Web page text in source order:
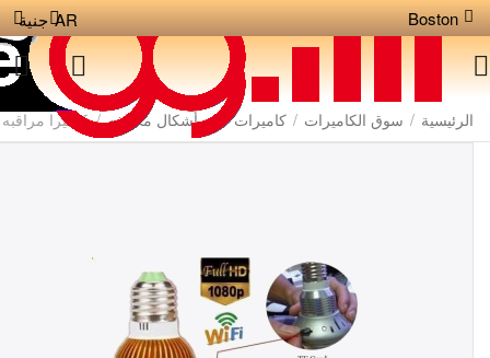
Boston جنية AR
الرئيسية / سوق الكاميرات / كاميرات على أشكال مختلفه / كاميرا